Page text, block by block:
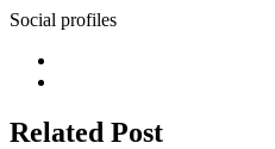
Social profiles
Related Post